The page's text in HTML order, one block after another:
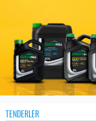
TENDERLER